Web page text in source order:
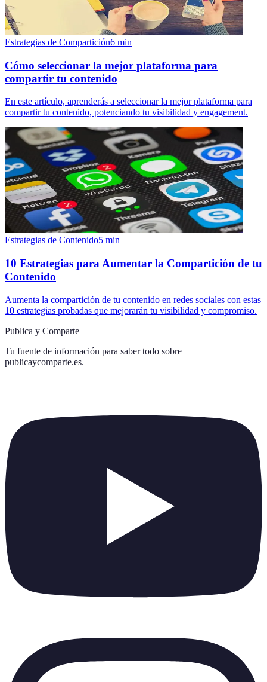
Estrategias de Compartición6 min
Cómo seleccionar la mejor plataforma para
compartir tu contenido
En este artículo, aprenderás a seleccionar la mejor plataforma para
compartir tu contenido, potenciando tu visibilidad y engagement.
Estrategias de Contenido5 min
10 Estrategias para Aumentar la Compartición de tu
Contenido
Aumenta la compartición de tu contenido en redes sociales con estas
10 estrategias probadas que mejorarán tu visibilidad y compromiso.
Publica y Comparte
Tu fuente de información para saber todo sobre
publicaycomparte.es.